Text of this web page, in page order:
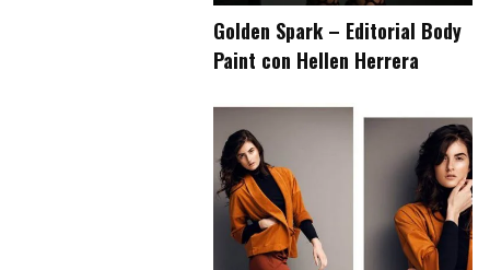
Golden Spark – Editorial Body
Paint con Hellen Herrera